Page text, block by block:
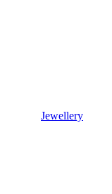
Jewellery